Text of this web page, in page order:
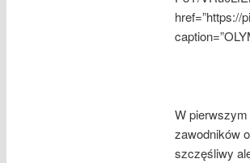
href=”https://
W
zawodników
szczęśliwy